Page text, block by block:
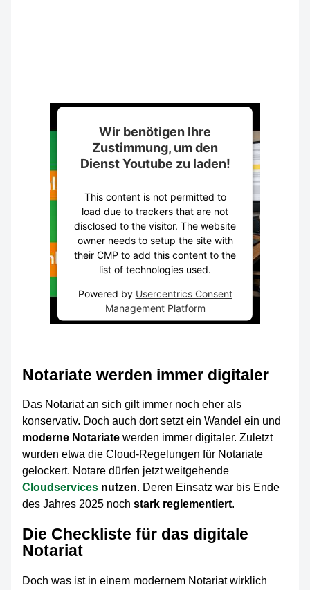
Wir benötigen Ihre
Zustimmung, um den
Dienst Youtube zu laden!
This content is not permitted to
load due to trackers that are not
disclosed to the visitor. The website
owner needs to setup the site with
their CMP to add this content to the
list of technologies used.
Powered by Usercentrics Consent
Management Platform
Notariate werden immer digitaler
Das Notariat an sich gilt immer noch eher als
konservativ. Doch auch dort setzt ein Wandel ein und
moderne Notariate werden immer digitaler. Zuletzt
wurden etwa die Cloud-Regelungen für Notariate
gelockert. Notare dürfen jetzt weitgehende
Cloudservicesnutzen. Deren Einsatz war bis Ende
des Jahres 2025 noch stark reglementiert.
Die Checkliste für das digitale
Notariat
Doch was ist in einem modernem Notariat wirklich